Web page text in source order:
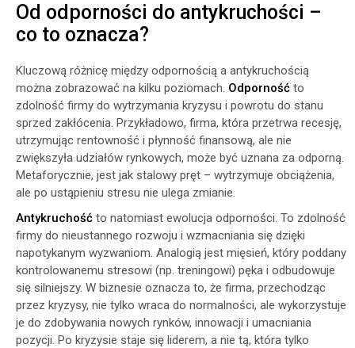
Od odporności do antykruchości –
co to oznacza?
Kluczową różnicę między odpornością a antykruchością
można zobrazować na kilku poziomach. Odporność to
zdolność firmy do wytrzymania kryzysu i powrotu do stanu
sprzed zakłócenia. Przykładowo, firma, która przetrwa recesję,
utrzymując rentowność i płynność finansową, ale nie
zwiększyła udziałów rynkowych, może być uznana za odporną.
Metaforycznie, jest jak stalowy pręt – wytrzymuje obciążenia,
ale po ustąpieniu stresu nie ulega zmianie.
Antykruchość to natomiast ewolucja odporności. To zdolność
firmy do nieustannego rozwoju i wzmacniania się dzięki
napotykanym wyzwaniom. Analogią jest mięsień, który poddany
kontrolowanemu stresowi (np. treningowi) pęka i odbudowuje
się silniejszy. W biznesie oznacza to, że firma, przechodząc
przez kryzysy, nie tylko wraca do normalności, ale wykorzystuje
je do zdobywania nowych rynków, innowacji i umacniania
pozycji. Po kryzysie staje się liderem, a nie tą, która tylko